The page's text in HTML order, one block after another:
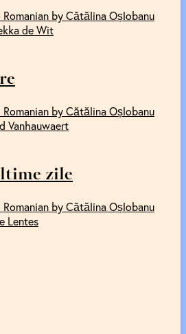
by Cătălina Oșlobanu
de Wit
by Cătălina Oșlobanu
Vanhauwaert
zile
by Cătălina Oșlobanu
Lentes